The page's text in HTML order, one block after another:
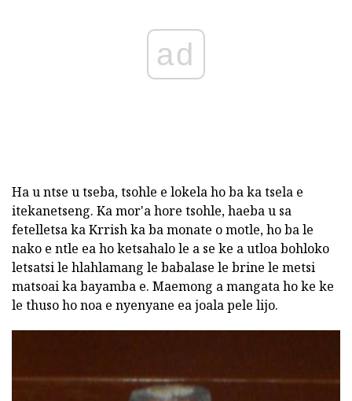
ad
Ha u ntse u tseba, tsohle e lokela ho ba ka tsela e
itekanetseng. Ka mor'a hore tsohle, haeba u sa
fetelletsa ka Krrish ka ba monate o motle, ho ba le
nako e ntle ea ho ketsahalo le a se ke a utloa bohloko
letsatsi le hlahlamang le babalase le brine le metsi
matsoai ka bayamba e. Maemong a mangata ho ke ke
le thuso ho noa e nyenyane ea joala pele lijo.